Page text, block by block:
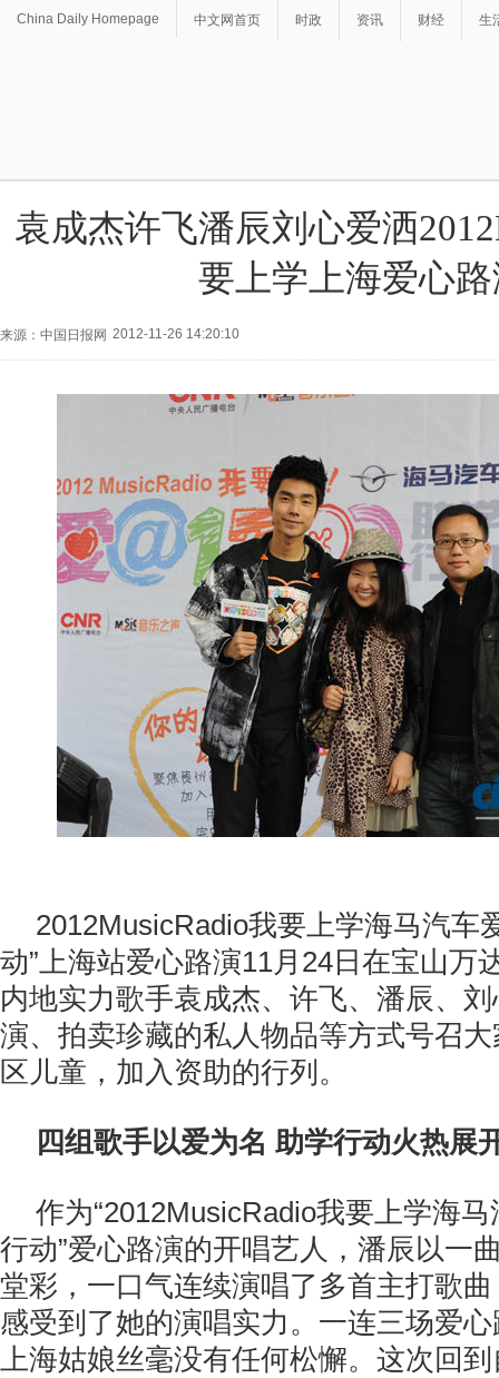
China Daily Homepage 中文网首页 时政 资讯 财经 生
袁成杰许飞潘辰刘心爱洒
要上学上海爱心
来源：中国日报网 2012-11-26 14:20:10
2012MusicRadio我要上学海马汽车
动”上海站爱心路演11月24日在宝山万
内地实力歌手袁成杰、许飞、潘辰、
演、拍卖珍藏的私人物品等方式号召
区儿童，加入资助的行列。
四组歌手以爱为名 助学行动火热展
作为“2012MusicRadio我要上学海
行动”爱心路演的开唱艺人，潘辰以一
堂彩，一口气连续演唱了多首主打歌
感受到了她的演唱实力。一连三场爱
上海姑娘丝毫没有任何松懈。这次回